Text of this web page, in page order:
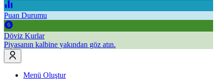
Puan Durumu
Döviz Kurlar
Piyasanın kalbine yakından göz atın.
Menü Oluştur